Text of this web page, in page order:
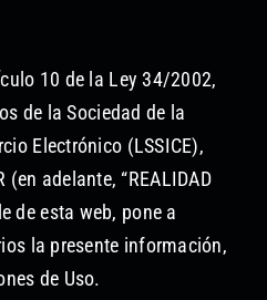
10 de la Ley 34/2002,
de la Sociedad de la
Electrónico (LSSICE),
(en adelante, “REALIDAD
de esta web, pone a
la presente información,
de Uso.